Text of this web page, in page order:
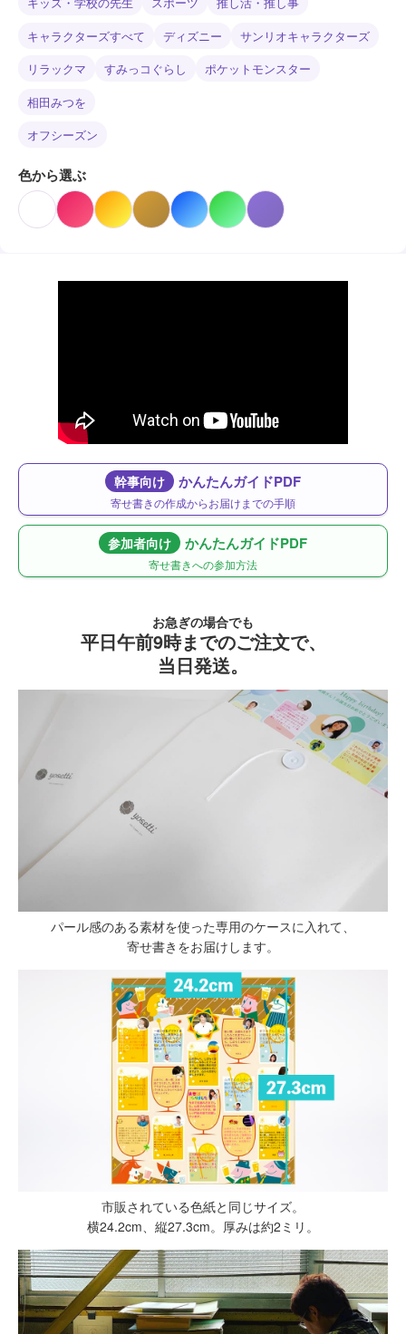
キャラクターズすべて
ディズニー
サンリオキャラクターズ
リラックマ
すみっコぐらし
ポケットモンスター
相田みつを
オフシーズン
色から選ぶ
幹事向け かんたんガイドPDF
寄せ書きの作成からお届けまでの手順
参加者向け かんたんガイドPDF
寄せ書きへの参加方法
お急ぎの場合でも
平日午前9時までのご注文で、
当日発送。
パール感のある素材を使った専用のケースに入れて、
寄せ書きをお届けします。
市販されている色紙と同じサイズ。
横24.2cm、縦27.3cm。厚みは約2ミリ。